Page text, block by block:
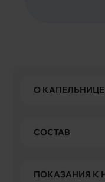
О КАПЕЛЬНИЦЕ
СОСТАВ
ПОКАЗАНИЯ К